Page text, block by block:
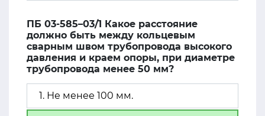
ПБ 03-585–03/1 Какое расстояние
должно быть между кольцевым
сварным швом трубопровода высокого
давления и краем опоры, при диаметре
трубопровода менее 50 мм?
1. Не менее 100 мм.